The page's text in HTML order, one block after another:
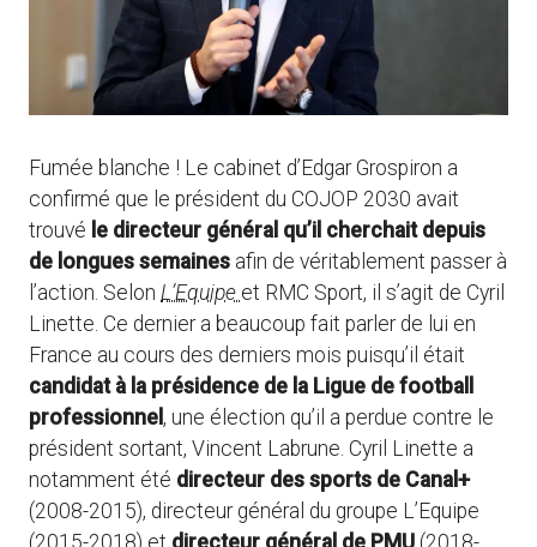
Fumée blanche ! Le cabinet d’Edgar Grospiron a
confirmé que le président du COJOP 2030 avait
trouvé le directeur général qu’il cherchait depuis
de longues semaines afin de véritablement passer à
l’action. Selon L’Equipe et RMC Sport, il s’agit de Cyril
Linette. Ce dernier a beaucoup fait parler de lui en
France au cours des derniers mois puisqu’il était
candidat à la présidence de la Ligue de football
professionnel , une élection qu’il a perdue contre le
président sortant, Vincent Labrune. Cyril Linette a
notamment été directeur des sports de Canal+
(2008-2015), directeur général du groupe L’Equipe
(2015-2018) et directeur général de PMU (2018-